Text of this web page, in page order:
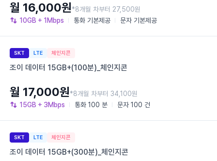
10GB + 1Mbps 통화 기본제공 문자 기본제공
월 16,000원*8개월 차부터 27,500원
SKT LTE 체인지콘
조이 데이터 15GB+(100분)_체인지콘
15GB + 3Mbps 통화 100 분 문자 100 건
월 17,000원*8개월 차부터 34,100원
SKT LTE 체인지콘
조이 데이터 15GB+(300분)_체인지콘